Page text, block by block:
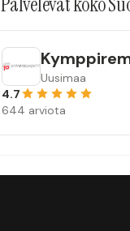
Uusimaa
4.7
644 arviota